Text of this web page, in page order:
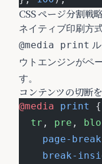
CSS ページ分割戦
ネイティブ印刷方
@media print
ウトエンジンがペ
す。
コンテンツの切断
@media print
{
  tr
, pre ,
page-
break-